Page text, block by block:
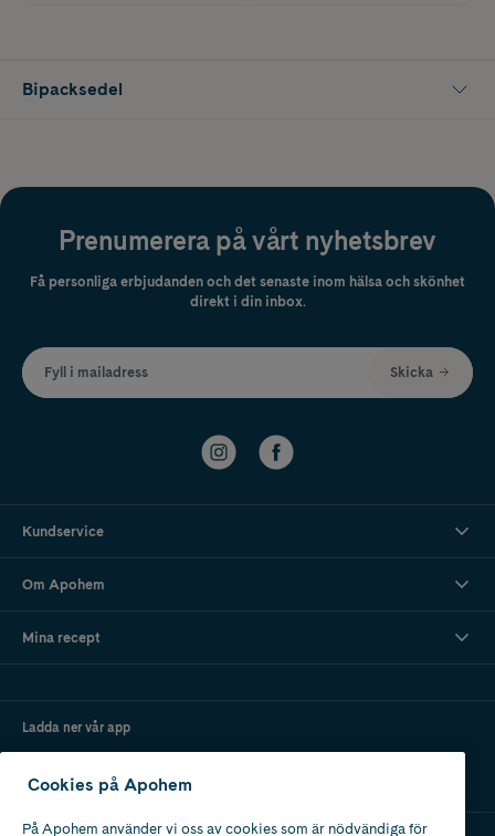
Bipacksedel
Prenumerera på vårt nyhetsbrev
Få personliga erbjudanden och det senaste inom hälsa och skönhet
direkt i din inbox.
Fyll i mailadress Skicka
Kundservice
Om Apohem
Mina recept
Ladda ner vår app
Cookies på Apohem
På Apohem använder vi oss av cookies som är nödvändiga för